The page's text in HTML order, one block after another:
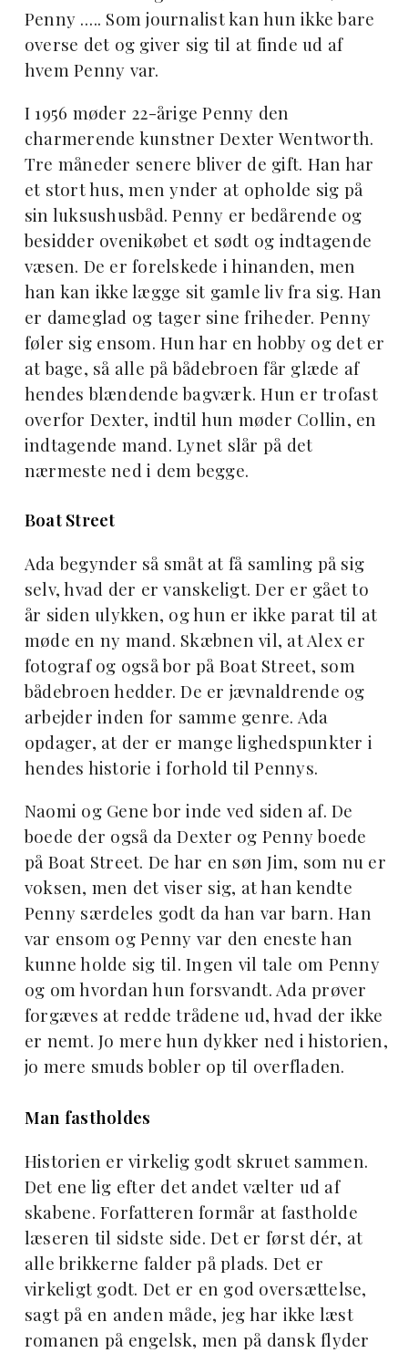
Penny ….. Som journalist kan hun ikke bare
overse det og giver sig til at finde ud af
hvem Penny var.
I 1956 møder 22-årige Penny den
charmerende kunstner Dexter Wentworth.
Tre måneder senere bliver de gift. Han har
et stort hus, men ynder at opholde sig på
sin luksushusbåd. Penny er bedårende og
besidder ovenikøbet et sødt og indtagende
væsen. De er forelskede i hinanden, men
han kan ikke lægge sit gamle liv fra sig. Han
er dameglad og tager sine friheder. Penny
føler sig ensom. Hun har en hobby og det er
at bage, så alle på bådebroen får glæde af
hendes blændende bagværk. Hun er trofast
overfor Dexter, indtil hun møder Collin, en
indtagende mand. Lynet slår på det
nærmeste ned i dem begge.
Boat Street
Ada begynder så småt at få samling på sig
selv, hvad der er vanskeligt. Der er gået to
år siden ulykken, og hun er ikke parat til at
møde en ny mand. Skæbnen vil, at Alex er
fotograf og også bor på Boat Street, som
bådebroen hedder. De er jævnaldrende og
arbejder inden for samme genre. Ada
opdager, at der er mange lighedspunkter i
hendes historie i forhold til Pennys.
Naomi og Gene bor inde ved siden af. De
boede der også da Dexter og Penny boede
på Boat Street. De har en søn Jim, som nu er
voksen, men det viser sig, at han kendte
Penny særdeles godt da han var barn. Han
var ensom og Penny var den eneste han
kunne holde sig til. Ingen vil tale om Penny
og om hvordan hun forsvandt. Ada prøver
forgæves at redde trådene ud, hvad der ikke
er nemt. Jo mere hun dykker ned i historien,
jo mere smuds bobler op til overfladen.
Man fastholdes
Historien er virkelig godt skruet sammen.
Det ene lig efter det andet vælter ud af
skabene. Forfatteren formår at fastholde
læseren til sidste side. Det er først dér, at
alle brikkerne falder på plads. Det er
virkeligt godt. Det er en god oversættelse,
sagt på en anden måde, jeg har ikke læst
romanen på engelsk, men på dansk flyder